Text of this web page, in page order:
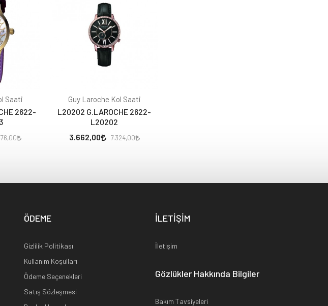
Saati
2622-
Guy Laroche Kol Saati
L20202 G.LAROCHE 2622-
L20202
3.662,00
7.324,00
ÖDEME
Gizlilik Politikası
Kullanım Koşulları
Ödeme Seçenekleri
Satış Sözleşmesi
İLETİŞİM
İletişim
Gözlükler Hakkında Bilgiler
Bakım Tavsiyeleri